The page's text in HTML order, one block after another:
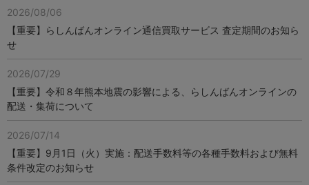
2026/08/06
【重要】らしんばんオンライン通信買取サービス 査定期間のお知ら
せ
2026/07/29
【重要】令和８年熊本地震の影響による、らしんばんオンラインの
配送・集荷について
2026/07/14
【重要】9月1日（火）実施：配送手数料等の各種手数料および無料
条件改定のお知らせ